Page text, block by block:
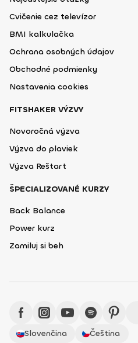
Cvičenie cez televízor
BMI kalkulačka
Ochrana osobných údajov
Obchodné podmienky
Nastavenia cookies
FITSHAKER VÝZVY
Novoročná výzva
Výzva do plaviek
Výzva Reštart
ŠPECIALIZOVANÉ KURZY
Back Balance
Power kurz
Zamiluj si beh
Slovenčina
Čeština